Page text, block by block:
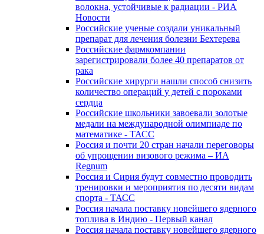
волокна, устойчивые к радиации - РИА
Новости
Российские ученые создали уникальный
препарат для лечения болезни Бехтерева
Российские фармкомпании
зарегистрировали более 40 препаратов от
рака
Российские хирурги нашли способ снизить
количество операций у детей с пороками
сердца
Российские школьники завоевали золотые
медали на международной олимпиаде по
математике - ТАСС
Россия и почти 20 стран начали переговоры
об упрощении визового режима – ИА
Regnum
Россия и Сирия будут совместно проводить
тренировки и мероприятия по десяти видам
спорта - ТАСС
Россия начала поставку новейшего ядерного
топлива в Индию - Первый канал
Россия начала поставку новейшего ядерного